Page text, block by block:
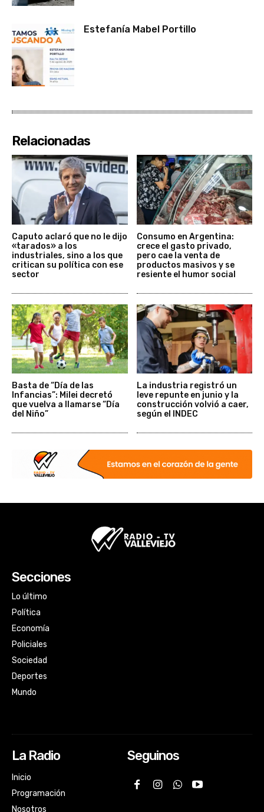
Estefanía Mabel Portillo
Relacionadas
Caputo aclaró que no le dijo
«tarados» a los
industriales, sino a los que
critican su política con ese
sector
Consumo en Argentina:
crece el gasto privado,
pero cae la venta de
productos masivos y se
resiente el humor social
Basta de “Día de las
Infancias”: Milei decretó
que vuelva a llamarse “Día
del Niño”
La industria registró un
leve repunte en junio y la
construcción volvió a caer,
según el INDEC
Secciones
Lo último
Política
Economía
Policiales
Sociedad
Deportes
Mundo
La Radio
Inicio
Programación
Nosotros
Seguinos